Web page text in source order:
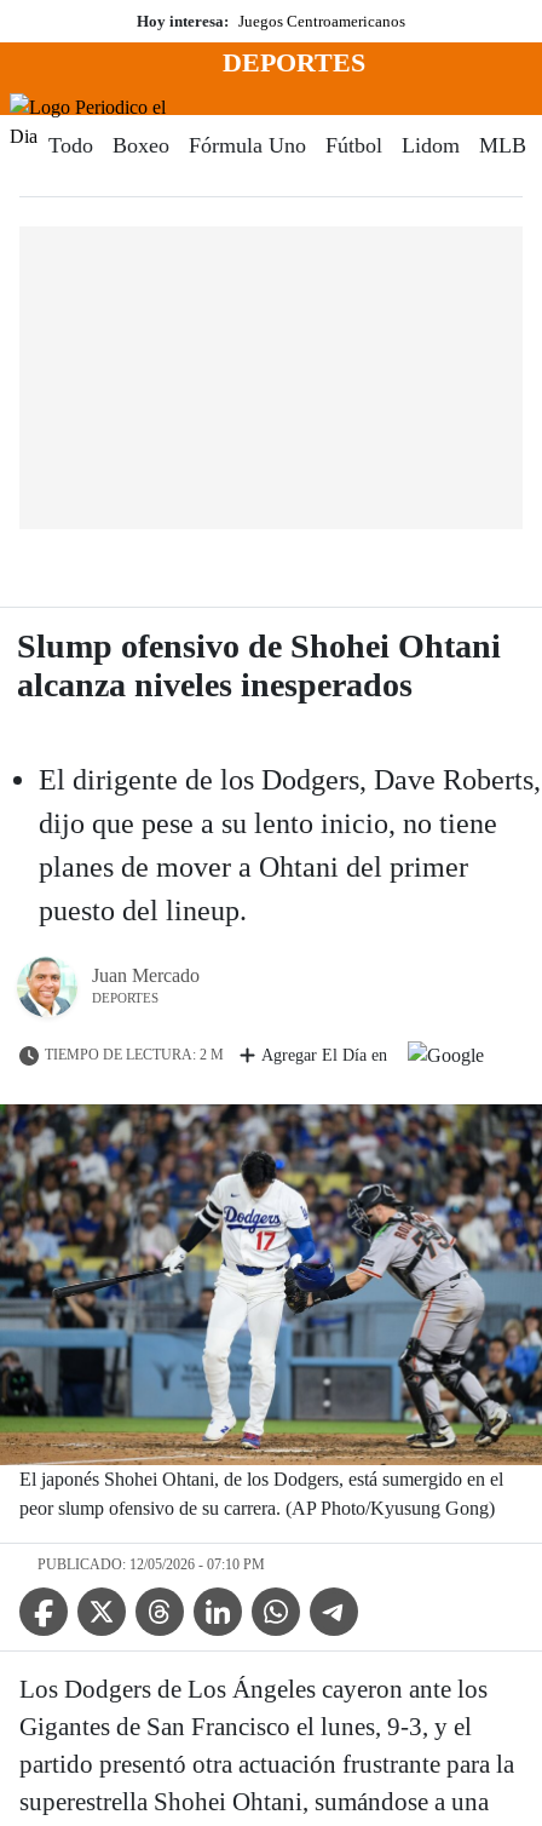
al
Hoy interesa: Juegos Centroamericanos
Menú
DEPORTES
Todo Boxeo Fórmula Uno Fútbol Lidom MLB
Slump ofensivo de Shohei Ohtani
alcanza niveles inesperados
El dirigente de los Dodgers, Dave Roberts,
dijo que pese a su lento inicio, no tiene
planes de mover a Ohtani del primer
puesto del lineup.
Juan Mercado
DEPORTES
TIEMPO DE LECTURA: 2 M Agregar El Día en
El japonés Shohei Ohtani, de los Dodgers, está sumergido en el
peor slump ofensivo de su carrera. (AP Photo/Kyusung Gong)
PUBLICADO: 12/05/2026 - 07:10 PM
Facebook IconTwitter IconThreads IconLinkedin IconWhatsApp IconTelegram Icon
Los Dodgers de Los Ángeles cayeron ante los
Gigantes de San Francisco el lunes, 9-3, y el
partido presentó otra actuación frustrante para la
superestrella Shohei Ohtani, sumándose a una